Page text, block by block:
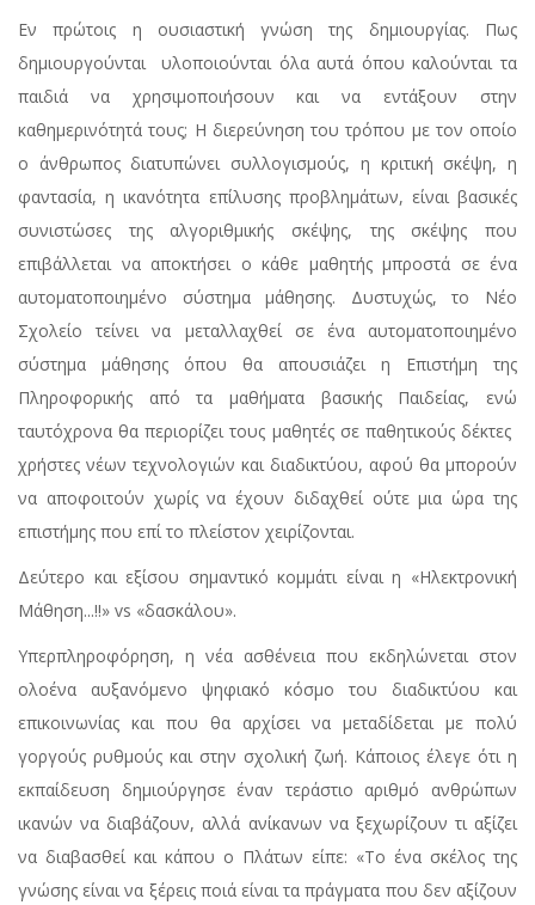
Εν πρώτοις η ουσιαστική γνώση της δημιουργίας. Πως
δημιουργούνται  υλοποιούνται όλα αυτά όπου καλούνται τα
παιδιά να χρησιμοποιήσουν και να εντάξουν στην
καθημερινότητά τους; Η διερεύνηση του τρόπου με τον οποίο
ο άνθρωπος διατυπώνει συλλογισμούς, η κριτική σκέψη, η
φαντασία, η ικανότητα επίλυσης προβλημάτων, είναι βασικές
συνιστώσες της αλγοριθμικής σκέψης, της σκέψης που
επιβάλλεται να αποκτήσει ο κάθε μαθητής μπροστά σε ένα
αυτοματοποιημένο σύστημα μάθησης. Δυστυχώς, το Νέο
Σχολείο τείνει να μεταλλαχθεί σε ένα αυτοματοποιημένο
σύστημα μάθησης όπου θα απουσιάζει η Επιστήμη της
Πληροφορικής από τα μαθήματα βασικής Παιδείας, ενώ
ταυτόχρονα θα περιορίζει τους μαθητές σε παθητικούς δέκτες 
χρήστες νέων τεχνολογιών και διαδικτύου, αφού θα μπορούν
να αποφοιτούν χωρίς να έχουν διδαχθεί ούτε μια ώρα της
επιστήμης που επί το πλείστον χειρίζονται.
Δεύτερο και εξίσου σημαντικό κομμάτι είναι η «Ηλεκτρονική
Μάθηση...!!» vs «δασκάλου».
Υπερπληροφόρηση, η νέα ασθένεια που εκδηλώνεται στον
ολοένα αυξανόμενο ψηφιακό κόσμο του διαδικτύου και
επικοινωνίας και που θα αρχίσει να μεταδίδεται με πολύ
γοργούς ρυθμούς και στην σχολική ζωή. Κάποιος έλεγε ότι η
εκπαίδευση δημιούργησε έναν τεράστιο αριθμό ανθρώπων
ικανών να διαβάζουν, αλλά ανίκανων να ξεχωρίζουν τι αξίζει
να διαβασθεί και κάπου ο Πλάτων είπε: «Το ένα σκέλος της
γνώσης είναι να ξέρεις ποιά είναι τα πράγματα που δεν αξίζουν